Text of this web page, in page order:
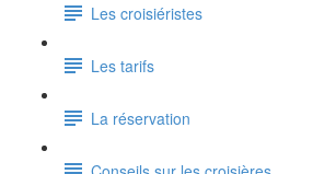
Les croisiéristes
Les tarifs
La réservation